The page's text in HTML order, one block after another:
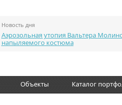
Новость дня
Аэрозольная утопия Вальтера
напыляемого костюма
Объекты Каталог